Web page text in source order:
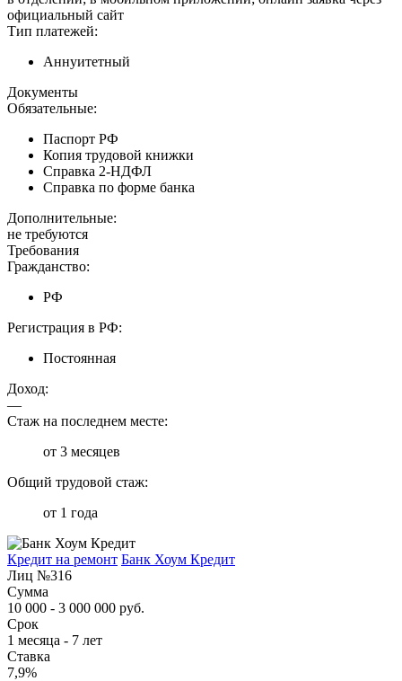
официальный сайт
Тип платежей:
Аннуитетный
Документы
Обязательные:
Паспорт РФ
Копия трудовой книжки
Справка 2-НДФЛ
Справка по форме банка
Дополнительные:
не требуются
Требования
Гражданство:
РФ
Регистрация в РФ:
Постоянная
Доход:
—
Стаж на последнем месте:
от 3 месяцев
Общий трудовой стаж:
от 1 года
Кредит на ремонт Банк Хоум Кредит
Лиц №316
Сумма
10 000 - 3 000 000 руб.
Срок
1 месяца - 7 лет
Ставка
7,9%